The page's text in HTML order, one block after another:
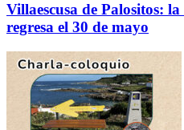
Villaescusa de Palositos:
regresa el 30 de mayo